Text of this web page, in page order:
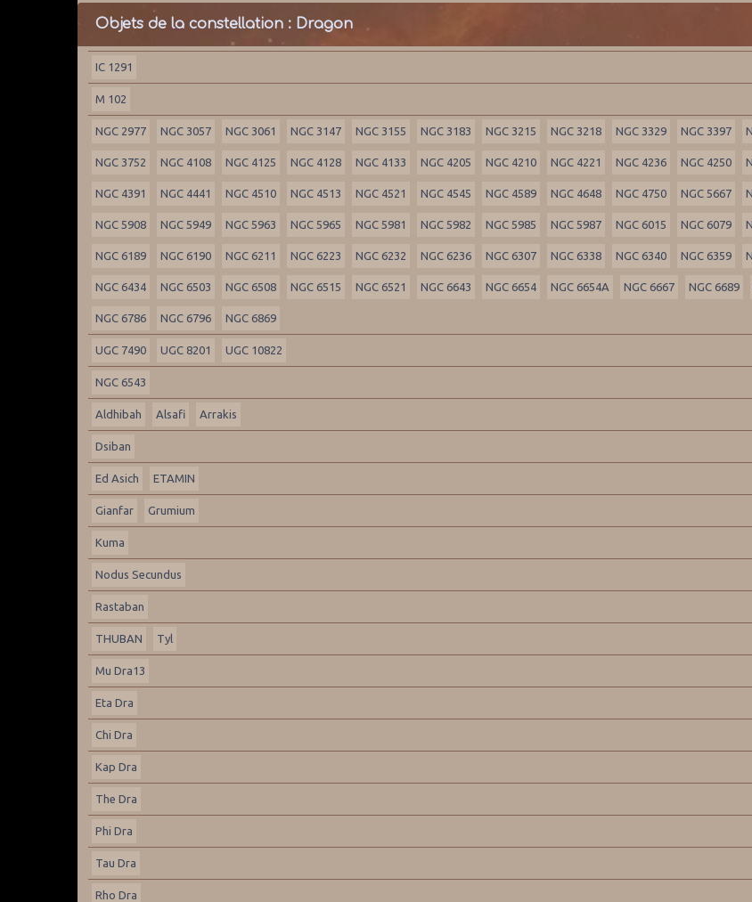
Objets de la constellation : Dragon
IC 1291
M 102
NGC 2977 NGC 3057 NGC 3061 NGC 3147 NGC 3155 NGC 3183 NGC 3215 NGC 3218 NGC 3329 NGC 3397
NGC 3752 NGC 4108 NGC 4125 NGC 4128 NGC 4133 NGC 4205 NGC 4210 NGC 4221 NGC 4236 NGC 4250
NGC 4391 NGC 4441 NGC 4510 NGC 4513 NGC 4521 NGC 4545 NGC 4589 NGC 4648 NGC 4750 NGC 5667
NGC 5908 NGC 5949 NGC 5963 NGC 5965 NGC 5981 NGC 5982 NGC 5985 NGC 5987 NGC 6015 NGC 6079
NGC 6189 NGC 6190 NGC 6211 NGC 6223 NGC 6232 NGC 6236 NGC 6307 NGC 6338 NGC 6340 NGC 6359
NGC 6434 NGC 6503 NGC 6508 NGC 6515 NGC 6521 NGC 6643 NGC 6654 NGC 6654A NGC 6667 NGC 6689
NGC 6786 NGC 6796 NGC 6869
UGC 7490 UGC 8201 UGC 10822
NGC 6543
Aldhibah Alsafi Arrakis
Dsiban
Ed Asich ETAMIN
Gianfar Grumium
Kuma
Nodus Secundus
Rastaban
THUBAN Tyl
Mu Dra13
Eta Dra
Chi Dra
Kap Dra
The Dra
Phi Dra
Tau Dra
Rho Dra